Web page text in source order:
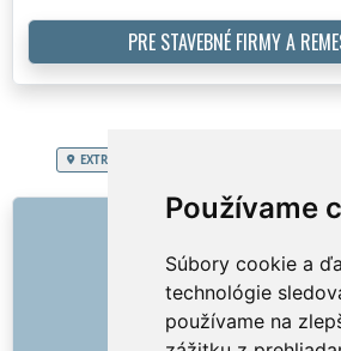
Používame
Súbory cookie a
technológie
používame na
PRE STAVEBNÉ FIRMY A
EXTRA SERVICES
ODKAZY
O nás
Ako to všetko
Cenník